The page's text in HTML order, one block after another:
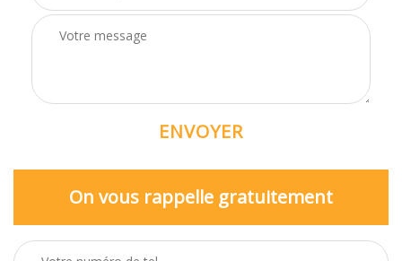
On vous rappelle gratuitement